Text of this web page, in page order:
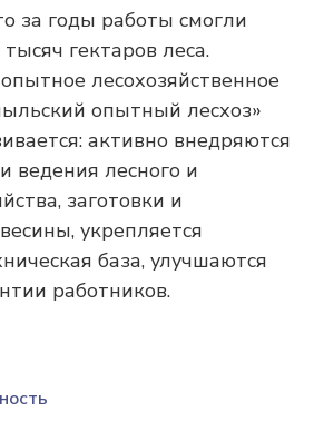
за годы работы смогли
гектаров леса.
лесохозяйственное
опытный лесхоз»
активно внедряются
ведения лесного и
заготовки и
укрепляется
база, улучшаются
работников.